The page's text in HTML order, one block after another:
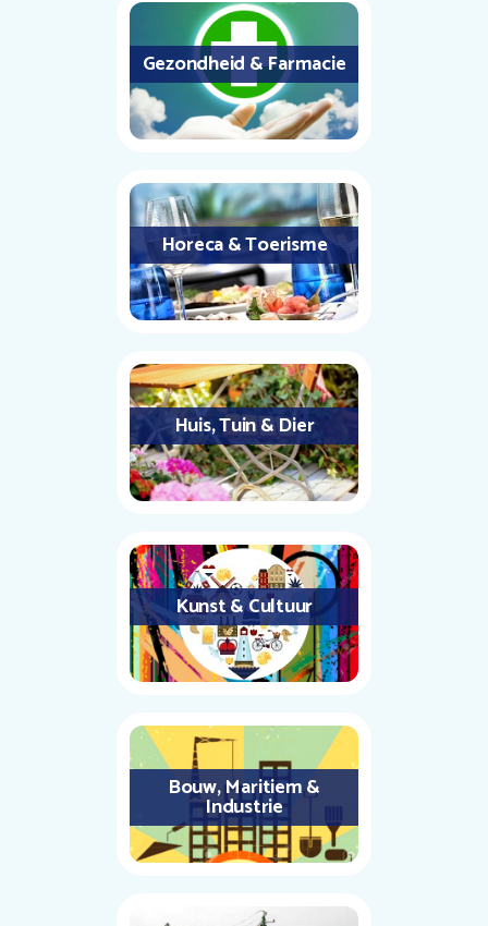
Gezondheid & Farmacie
Horeca & Toerisme
Huis, Tuin & Dier
Kunst & Cultuur
Bouw, Maritiem &
Industrie